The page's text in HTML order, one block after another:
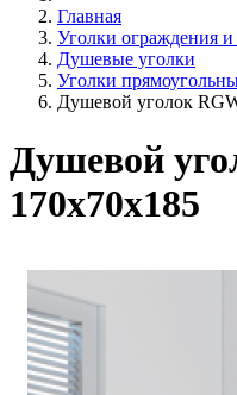
Главная
Уголки ограждения
Душевые уголки
Уголки
Душевой уголок
Душевой
170х70х185